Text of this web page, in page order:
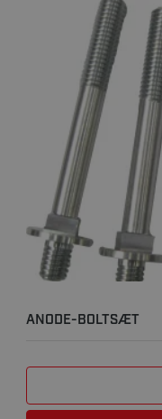
ANODE-BOLTSÆT